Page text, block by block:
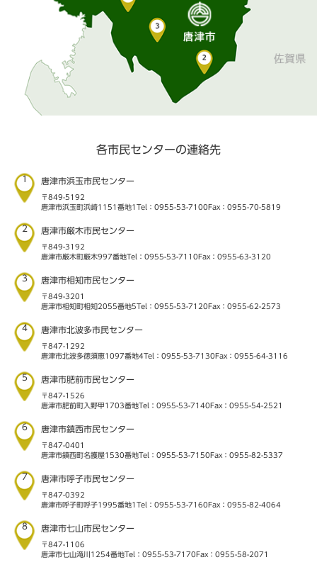
各市民センターの連絡先
1 唐津市浜玉市民センター
〒849-5192
唐津市浜玉町浜崎1151番地1 Tel：0955-53-7100 Fax：0955-70-5819
2 唐津市厳木市民センター
〒849-3192
唐津市厳木町厳木997番地Tel：0955-53-7110 Fax：0955-63-3120
3 唐津市相知市民センター
〒849-3201
唐津市相知町相知2055番地5Tel：0955-53-7120 Fax：0955-62-2573
4 唐津市北波多市民センター
〒847-1292
唐津市北波多徳須恵1097番地4Tel：0955-53-7130 Fax：0955-64-3116
5 唐津市肥前市民センター
〒847-1526
唐津市肥前町入野甲1703番地Tel：0955-53-7140 Fax：0955-54-2521
6 唐津市鎮西市民センター
〒847-0401
唐津市鎮西町名護屋1530番地Tel：0955-53-7150 Fax：0955-82-5337
7 唐津市呼子市民センター
〒847-0392
唐津市呼子町呼子1995番地1 Tel：0955-53-7160 Fax：0955-82-4064
8 唐津市七山市民センター
〒847-1106
唐津市七山滝川1254番地Tel：0955-53-7170 Fax：0955-58-2071